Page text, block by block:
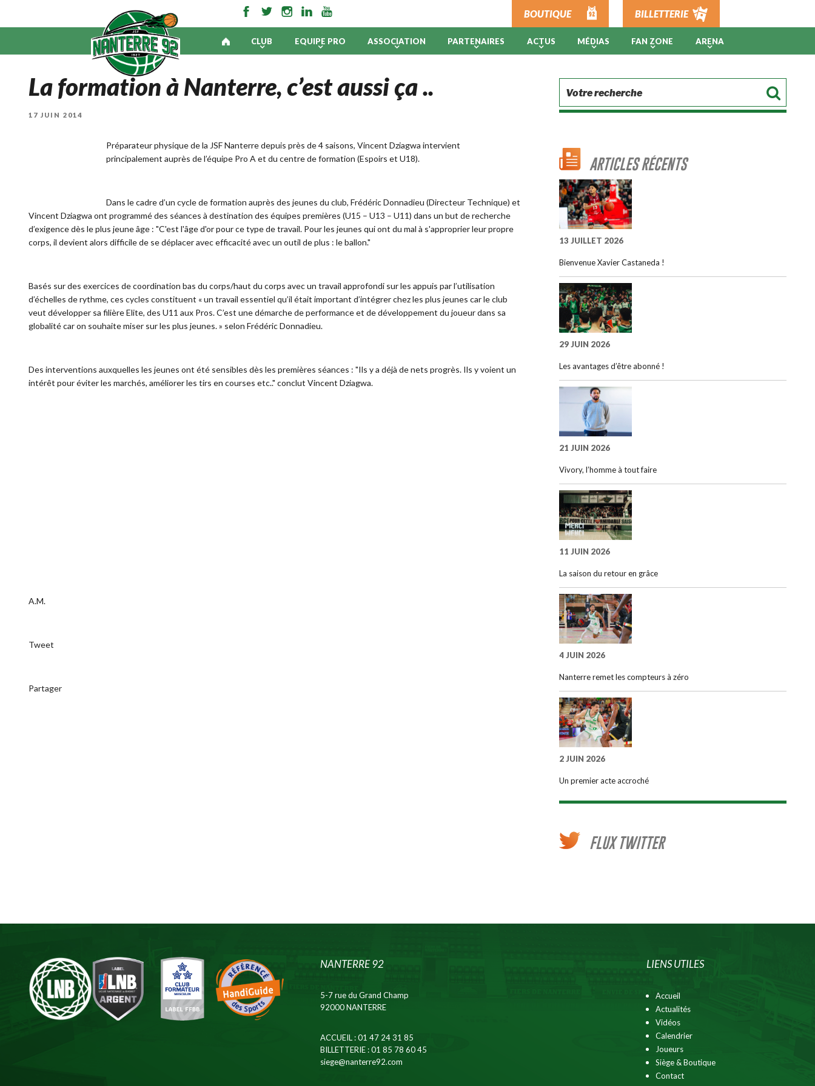
BOUTIQUE BILLETTERIE
CLUB EQUIPE PRO ASSOCIATION PARTENAIRES ACTUS MÉDIAS FAN ZONE ARENA
La formation à Nanterre, c’est aussi ça ..
PUBLIÉ
17 JUIN 2014
Préparateur physique de la JSF Nanterre depuis près de 4 saisons, Vincent Dziagwa intervient
principalement auprès de l’équipe Pro A et du centre de formation (Espoirs et U18).
Dans le cadre d’un cycle de formation auprès des jeunes du club, Frédéric Donnadieu (Directeur Technique) et
Vincent Dziagwa ont programmé des séances à destination des équipes premières (U15 – U13 – U11) dans un but de recherche
d’exigence dès le plus jeune âge : "C'est l'âge d'or pour ce type de travail. Pour les jeunes qui ont du mal à s'approprier leur propre
corps, il devient alors difficile de se déplacer avec efficacité avec un outil de plus : le ballon."
Basés sur des exercices de coordination bas du corps/haut du corps avec un travail approfondi sur les appuis par l’utilisation
d’échelles de rythme, ces cycles constituent « un travail essentiel qu’il était important d’intégrer chez les plus jeunes car le club
veut développer sa filière Elite, des U11 aux Pros. C’est une démarche de performance et de développement du joueur dans sa
globalité car on souhaite miser sur les plus jeunes. » selon Frédéric Donnadieu.
Des interventions auxquelles les jeunes ont été sensibles dès les premières séances : "Ils y a déjà de nets progrès. Ils y voient un
intérêt pour éviter les marchés, améliorer les tirs en courses etc.." conclut Vincent Dziagwa.
A.M.
Tweet
Partager
ARTICLES RÉCENTS
13 JUILLET 2026
Bienvenue Xavier Castaneda !
29 JUIN 2026
Les avantages d’être abonné !
21 JUIN 2026
Vivory, l’homme à tout faire
11 JUIN 2026
La saison du retour en grâce
4 JUIN 2026
Nanterre remet les compteurs à zéro
2 JUIN 2026
Un premier acte accroché
FLUX TWITTER
NANTERRE 92
5-7 rue du Grand Champ
92000 NANTERRE
ACCUEIL : 01 47 24 31 85
BILLETTERIE : 01 85 78 60 45
siege@nanterre92.com
LIENS UTILES
Accueil
Actualités
Vidéos
Calendrier
Joueurs
Siège & Boutique
Contact